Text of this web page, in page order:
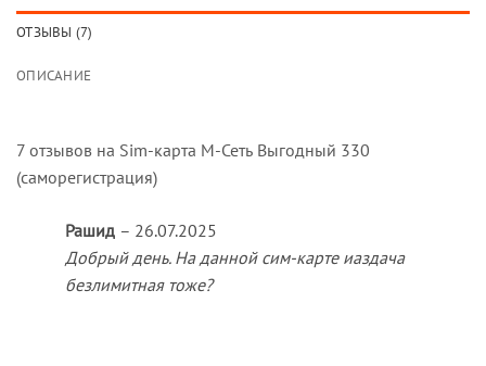
ОТЗЫВЫ (7)
ОПИСАНИЕ
7 отзывов на Sim-карта М-Сеть Выгодный 330
(саморегистрация)
Рашид – 26.07.2025
Добрый день. На данной сим-карте иаздача
безлимитная тоже?